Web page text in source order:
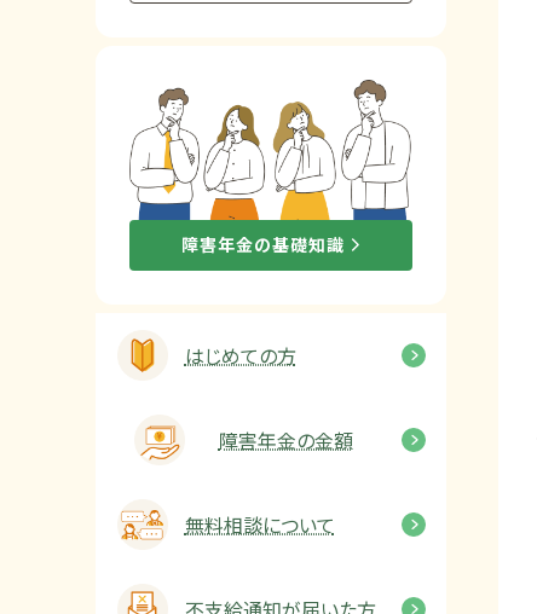
メリット
お電話でのお問い合わせ
089-907-3797
障害年金の基礎知識
はじめての方
障害年金の金額
無料相談について